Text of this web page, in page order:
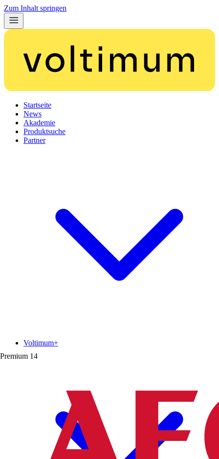
Zum Inhalt springen
Startseite
News
Akademie
Produktsuche
Partner
Premium 14
Voltimum+